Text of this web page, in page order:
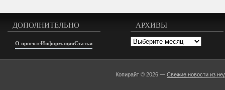
ДОПОЛНИТЕЛЬНО
О проектеИнформацияСтатьи
АРХИВЫ
Архивы
Копирайт © 2026 —Свежие новости из